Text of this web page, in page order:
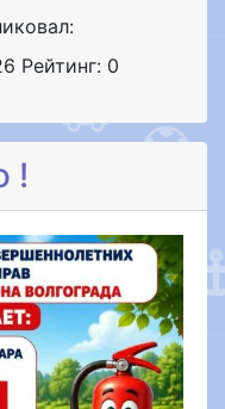
Рейтинг: 0
!